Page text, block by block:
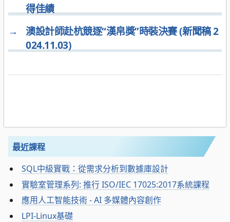
得佳績
→
澳設計師赴杭競逐“漢帛獎”時裝決賽 (新聞稿 2
024.11.03)
最近課程
SQL中級實戰：從需求分析到數據庫設計
實驗室管理系列: 推行 ISO/IEC 17025:2017系統課程
應用人工智能技術 - AI 多媒體內容創作
LPI-Linux基礎